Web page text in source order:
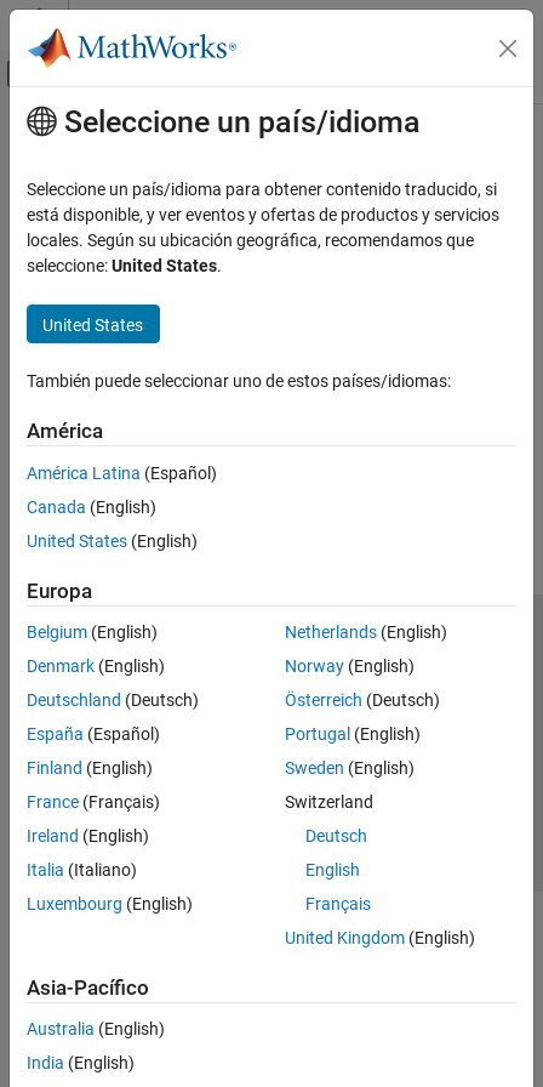
Saltar al contenido
Mostrar/ocultar menú de navegación
Inicio de Documentación
Contenido principal
¿Qué tan útil fue esta traducción?
Seleccione un país/idioma
Seleccione un país/idioma para obtener contenido traducido, si
está disponible, y ver eventos y ofertas de productos y servicios
locales. Según su ubicación geográfica, recomendamos que
seleccione:United States.
United States
También puede seleccionar uno de estos países/idiomas:
América
América Latina (Español)
Canada (English)
United States (English)
Europa
Belgium (English)
Denmark (English)
Deutschland (Deutsch)
España (Español)
Finland (English)
France (Français)
Ireland (English)
Italia (Italiano)
Luxembourg (English)
Netherlands(English)
Norway(English)
Österreich (Deutsch)
Portugal (English)
Sweden (English)
Switzerland
Deutsch
English
Français
United Kingdom(English)
Asia-Pacífico
Australia (English)
India (English)
Centro de confianza
Marcas comerciales
Política de privacidad
Antipiratería
Estado de las aplicaciones
Información de contacto
© 1994-2026 The MathWorks, Inc.
Seleccione un país/